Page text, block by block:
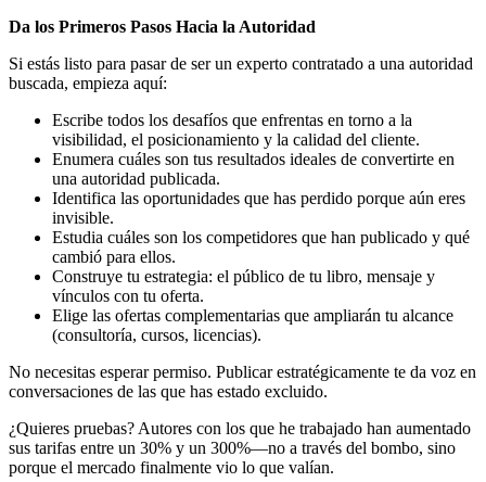
Da los Primeros Pasos Hacia la Autoridad
Si estás listo para pasar de ser un experto contratado a una autoridad
buscada, empieza aquí:
Escribe todos los desafíos que enfrentas en torno a la
visibilidad, el posicionamiento y la calidad del cliente.
Enumera cuáles son tus resultados ideales de convertirte en
una autoridad publicada.
Identifica las oportunidades que has perdido porque aún eres
invisible.
Estudia cuáles son los competidores que han publicado y qué
cambió para ellos.
Construye tu estrategia: el público de tu libro, mensaje y
vínculos con tu oferta.
Elige las ofertas complementarias que ampliarán tu alcance
(consultoría, cursos, licencias).
No necesitas esperar permiso. Publicar estratégicamente te da voz en
conversaciones de las que has estado excluido.
¿Quieres pruebas? Autores con los que he trabajado han aumentado
sus tarifas entre un 30% y un 300%—no a través del bombo, sino
porque el mercado finalmente vio lo que valían.